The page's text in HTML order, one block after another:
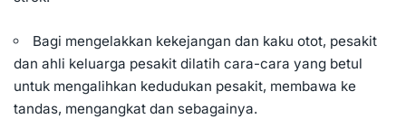
Bagi mengelakkan kekejangan dan kaku otot, pesakit
dan ahli keluarga pesakit dilatih cara-cara yang betul
untuk mengalihkan kedudukan pesakit, membawa ke
tandas, mengangkat dan sebagainya.